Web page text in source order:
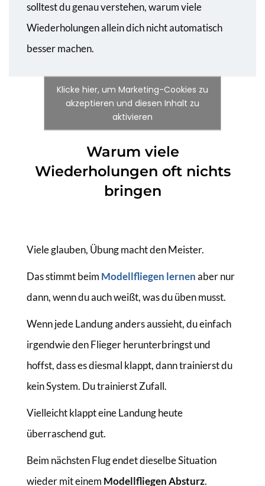
solltest du genau verstehen, warum viele
Wiederholungen allein dich nicht automatisch
besser machen.
Klicke hier, um Marketing-Cookies zu
akzeptieren und diesen Inhalt zu
aktivieren
Warum viele
Wiederholungen oft nichts
bringen
Viele glauben, Übung macht den Meister.
Das stimmt beim Modellfliegen lernenaber nur
dann, wenn du auch weißt, was du üben musst.
Wenn jede Landung anders aussieht, du einfach
irgendwie den Flieger herunterbringst und
hoffst, dass es diesmal klappt, dann trainierst du
kein System. Du trainierst Zufall.
Vielleicht klappt eine Landung heute
überraschend gut.
Beim nächsten Flug endet dieselbe Situation
wieder mit einem Modellfliegen Absturz.